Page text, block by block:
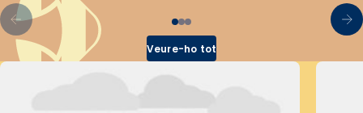
Veure-ho tot